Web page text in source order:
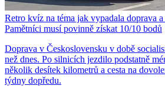
Retro kvíz na téma jak vypadala doprava
Pamětníci musí povinně získat 10/10 bodů
Doprava v Československu v době
než dnes. Po silnicích jezdilo podstatně
několik desítek kilometrů a cesta na
týdny dopředu.